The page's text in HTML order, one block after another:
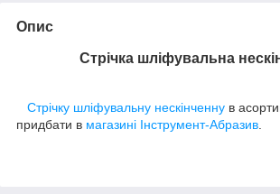
Опис
Стрічка шліфувальна
Стрічку шліфувальну нескінченну в
придбати в магазині Інструмент-Абразив